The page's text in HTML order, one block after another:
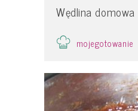
Wędlina domowa
mojegotowanie